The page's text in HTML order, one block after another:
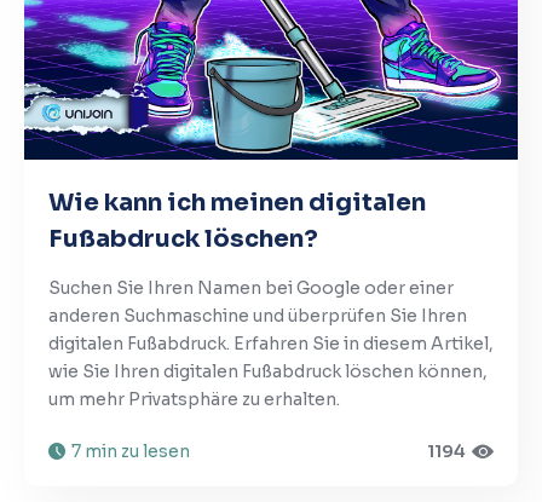
Wie kann ich meinen digitalen
Fußabdruck löschen?
Suchen Sie Ihren Namen bei Google oder einer
anderen Suchmaschine und überprüfen Sie Ihren
digitalen Fußabdruck. Erfahren Sie in diesem Artikel,
wie Sie Ihren digitalen Fußabdruck löschen können,
um mehr Privatsphäre zu erhalten.
7 min zu lesen 1194